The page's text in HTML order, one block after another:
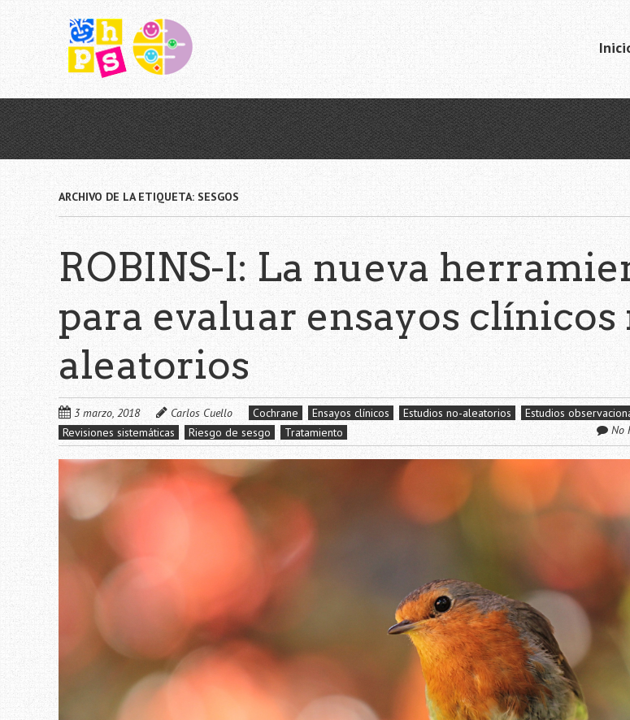
principal
Menú
al
contenido
ARCHIVO DE LA ETIQUETA: SESGOS
ROBINS-I: La nueva
para evaluar ensayos clínicos
aleatorios
3 marzo, 2018 Carlos Cuello Cochrane Ensayos clínicos Estudios no-aleatorios
Estudios
Revisiones sistemáticas
Riesgo de sesgo Tratamiento No